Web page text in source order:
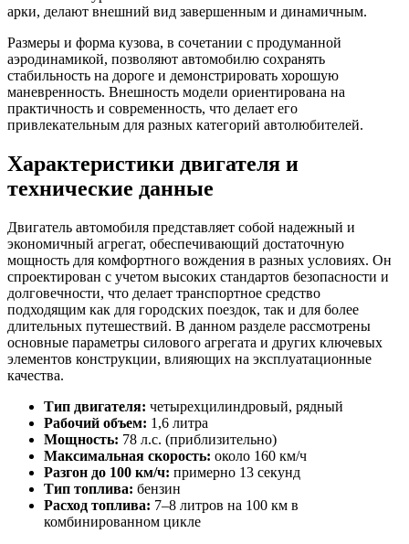
арки, делают внешний вид завершенным и динамичным.
Размеры и форма кузова, в сочетании с продуманной
аэродинамикой, позволяют автомобилю сохранять
стабильность на дороге и демонстрировать хорошую
маневренность. Внешность модели ориентирована на
практичность и современность, что делает его
привлекательным для разных категорий автолюбителей.
Характеристики двигателя и
технические данные
Двигатель автомобиля представляет собой надежный и
экономичный агрегат, обеспечивающий достаточную
мощность для комфортного вождения в разных условиях. Он
спроектирован с учетом высоких стандартов безопасности и
долговечности, что делает транспортное средство
подходящим как для городских поездок, так и для более
длительных путешествий. В данном разделе рассмотрены
основные параметры силового агрегата и других ключевых
элементов конструкции, влияющих на эксплуатационные
качества.
Тип двигателя: четырехцилиндровый, рядный
Рабочий объем: 1,6 литра
Мощность: 78 л.с. (приблизительно)
Максимальная скорость: около 160 км/ч
Разгон до 100 км/ч: примерно 13 секунд
Тип топлива: бензин
Расход топлива: 7–8 литров на 100 км в
комбинированном цикле